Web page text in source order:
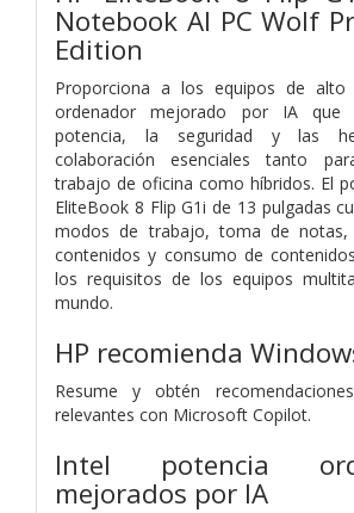
Notebook AI PC Wolf
Edition
Proporciona a los equipos de alto
ordenador mejorado por IA que
potencia, la seguridad y las
colaboración esenciales tanto
trabajo de oficina como híbridos. El
EliteBook 8 Flip G1i de 13 pulgadas
modos de trabajo, toma de notas,
contenidos y consumo de
los requisitos de los equipos
mundo.
HP recomienda
Resume y obtén
relevantes con Microsoft Copilot.
Intel potencia
mejorados por IA